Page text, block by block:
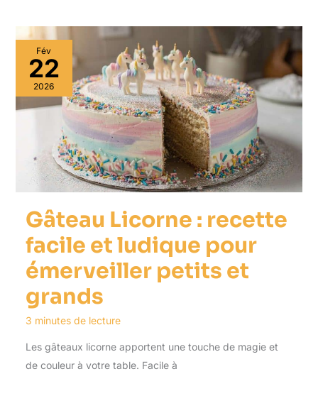
Fév
22
2026
Gâteau Licorne : recette
facile et ludique pour
émerveiller petits et
grands
3 minutes de lecture
Les gâteaux licorne apportent une touche de magie et
de couleur à votre table. Facile à